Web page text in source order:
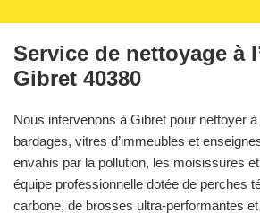
Service de nettoyage à
Gibret 40380
Nous intervenons à Gibret pour nettoyer à
bardages, vitres d’immeubles et
envahis par la pollution, les moisissures
équipe professionnelle dotée de perches
carbone, de brosses ultra-performantes